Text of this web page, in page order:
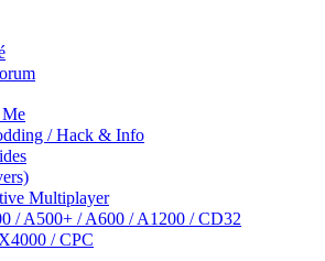
/ Hack & Info
Multiplayer
/ A500+ / A600 / A1200 / CD32
/ CPC